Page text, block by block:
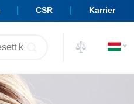
CSR Karrier